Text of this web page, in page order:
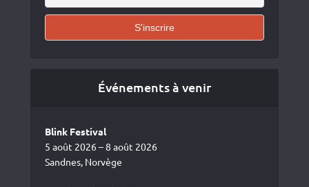
Événements à venir
Blink Festival
5 août 2026 – 8 août 2026
Sandnes, Norvège